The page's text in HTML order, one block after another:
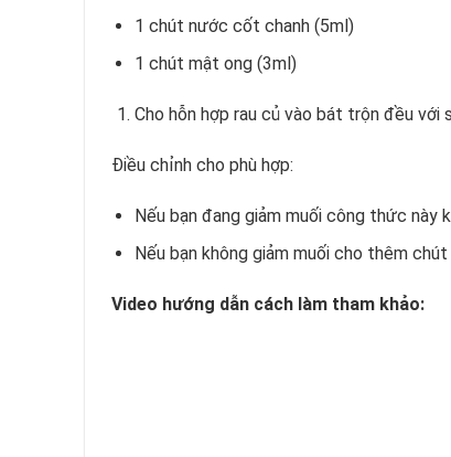
1 chút nước cốt chanh (5ml)
1 chút mật ong (3ml)
Cho hỗn hợp rau củ vào bát trộn đều với
Điều chỉnh cho phù hợp:
Nếu bạn đang giảm muối công thức này
Nếu bạn không giảm muối cho thêm
Video hướng dẫn cách làm tham khảo: